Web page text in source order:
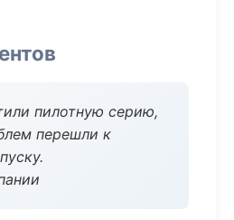
пилотную серию,
перешли к